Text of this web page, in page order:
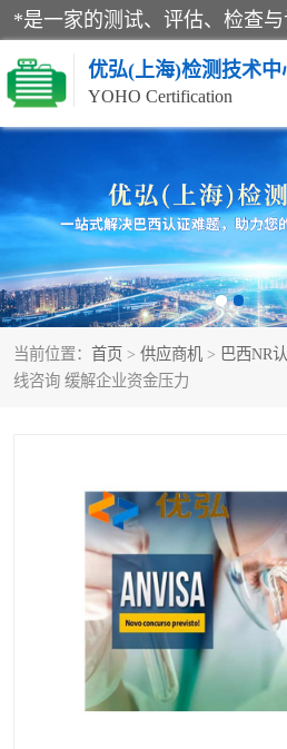
优弘(上海)检测技术中
YOHO Certification
当前位置： 首页 > 供应商机 > 巴西NR
线咨询 缓解企业资金压力
RECYCLASS认证
NR12认证
ART认证
巴西认证